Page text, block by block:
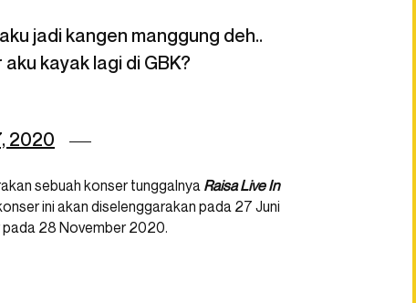
aku jadi kangen manggung deh..
kayak lagi di GBK?
2020
sebuah konser tunggalnya Raisa Live In
ini akan diselenggarakan pada 27 Juni
pada 28 November 2020.